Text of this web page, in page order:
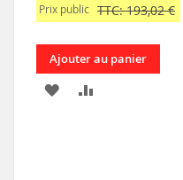
Prix public TTC: 193,02 €
Ajouter au panier
AJOUTER